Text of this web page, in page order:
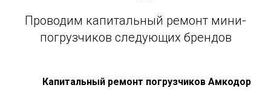
Проводим капитальный ремонт мини-
погрузчиков следующих брендов
Капитальный ремонт погрузчиков Амкодор